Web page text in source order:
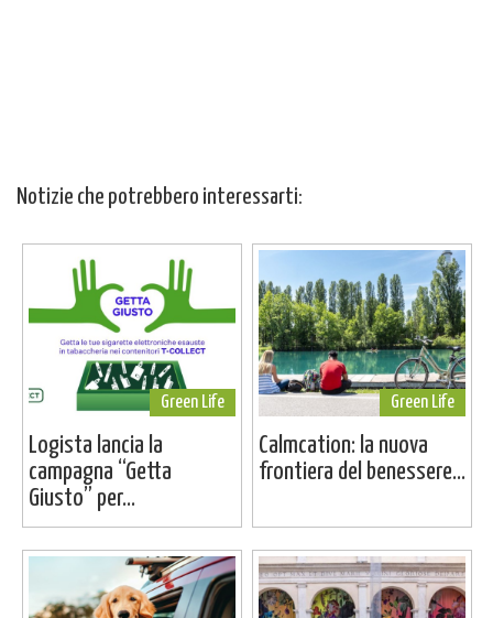
Notizie che potrebbero interessarti:
Green Life
Logista lancia la
campagna “Getta
Giusto” per...
Green Life
Calmcation: la nuova
frontiera del benessere...